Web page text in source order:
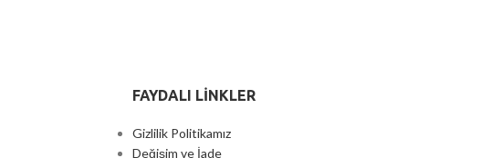
FAYDALI LİNKLER
Gizlilik Politikamız
Değişim ve İade